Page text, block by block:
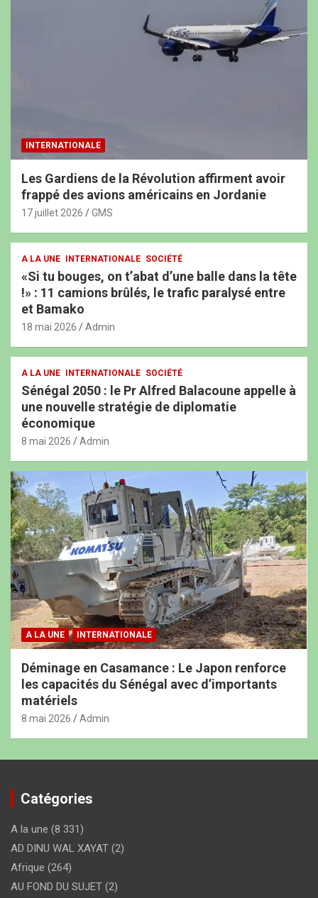
INTERNATIONALE
Les Gardiens de la Révolution affirment avoir
frappé des avions américains en Jordanie
17 juillet 2026 GMS
A LA UNE INTERNATIONALE SOCIÉTÉ
«Si tu bouges, on t’abat d’une balle dans la tête
!» : 11 camions brûlés, le trafic paralysé entre
et Bamako
18 mai 2026 Admin
A LA UNE INTERNATIONALE SOCIÉTÉ
Sénégal 2050 : le Pr Alfred Balacoune appelle à
une nouvelle stratégie de diplomatie
économique
8 mai 2026 Admin
A LA UNE INTERNATIONALE
Déminage en Casamance : Le Japon renforce
les capacités du Sénégal avec d’importants
matériels
8 mai 2026 Admin
Catégories
A la une (8 331)
AD DINU WAL XAYAT (2)
Afrique (264)
AU FOND DU SUJET (2)